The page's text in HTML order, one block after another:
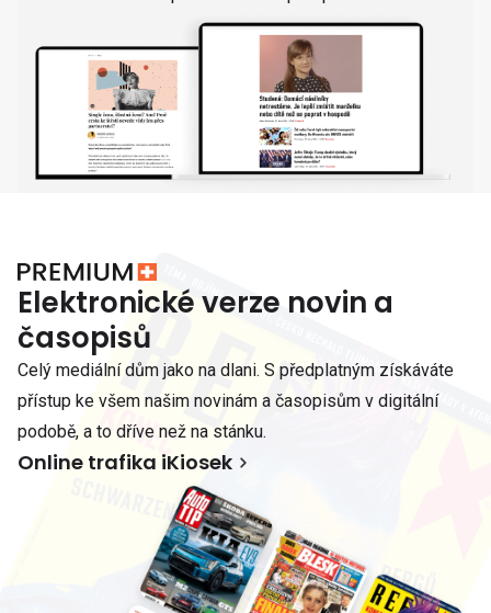
Elektronické verze novin a
časopisů
Celý mediální dům jako na dlani. S předplatným získáváte
přístup ke všem našim novinám a časopisům v digitální
podobě, a to dříve než na stánku.
Online trafika iKiosek